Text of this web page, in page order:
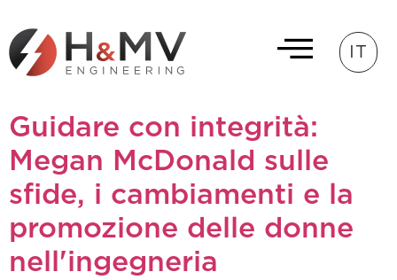
IT
Guidare con integrità:
Megan McDonald sulle
sfide, i cambiamenti e la
promozione delle donne
nell'ingegneria